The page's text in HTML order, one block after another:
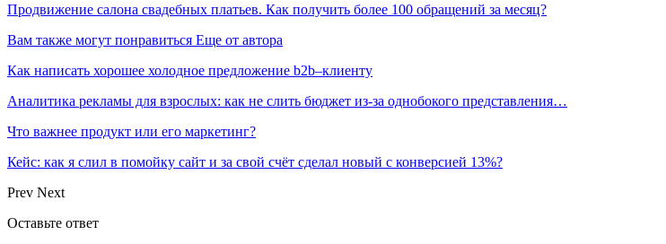
Продвижение салона свадебных платьев. Как получить более 100 обращений за месяц?
Вам также могут понравиться Еще от автора
Как написать хорошее холодное предложение b2b–клиенту
Аналитика рекламы для взрослых: как не слить бюджет из-за однобокого представления…
Что важнее продукт или его маркетинг?
Кейс: как я слил в помойку сайт и за свой счёт сделал новый с конверсией 13%?
Prev Next
Оставьте ответ